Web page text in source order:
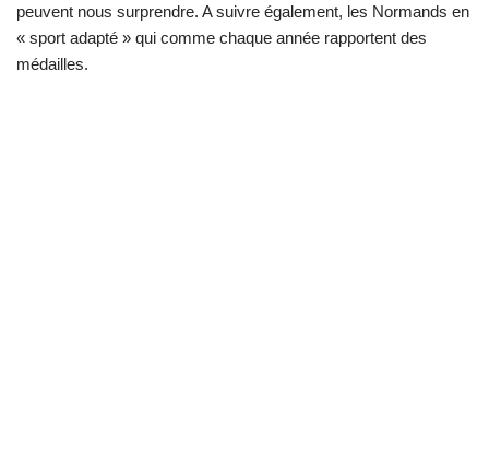
peuvent nous surprendre. A suivre également, les Normands en
« sport adapté » qui comme chaque année rapportent des
médailles.